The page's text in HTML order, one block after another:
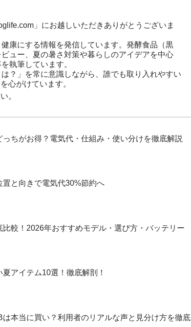
」にお越しいただきありがとうございま
康にする情報を発信しています。発酵食品（黒
ュー、夏の暑さ対策や暮らしのアイデアを中心
執筆しています。
？」を常に意識しながら、誰でも取り入れやすい
心がけています。
。
っちがお得？電気代・仕組み・使い分けを徹底解説
と向きで電気代30%節約へ
較！2026年おすすめモデル・選び方・バッテリー
アイテム10選！徹底解剖！
は本当に買い？利用者のリアルな声と見分け方を徹底